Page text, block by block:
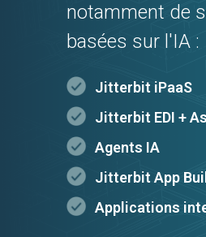
notamment de
basées sur l'IA :
Jitterbit iPaaS
Jitterbit EDI +
Agents IA
Jitterbit App
Applications